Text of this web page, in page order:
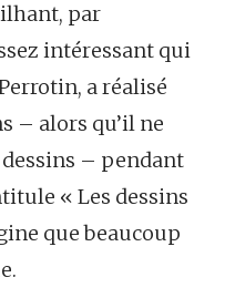
par
intéressant qui
a réalisé
– alors qu’il ne
– pendant
« Les dessins
que beaucoup